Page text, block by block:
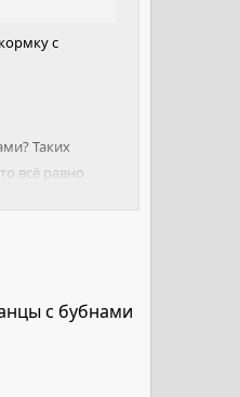
с
Таких
всё равно
с бубнами